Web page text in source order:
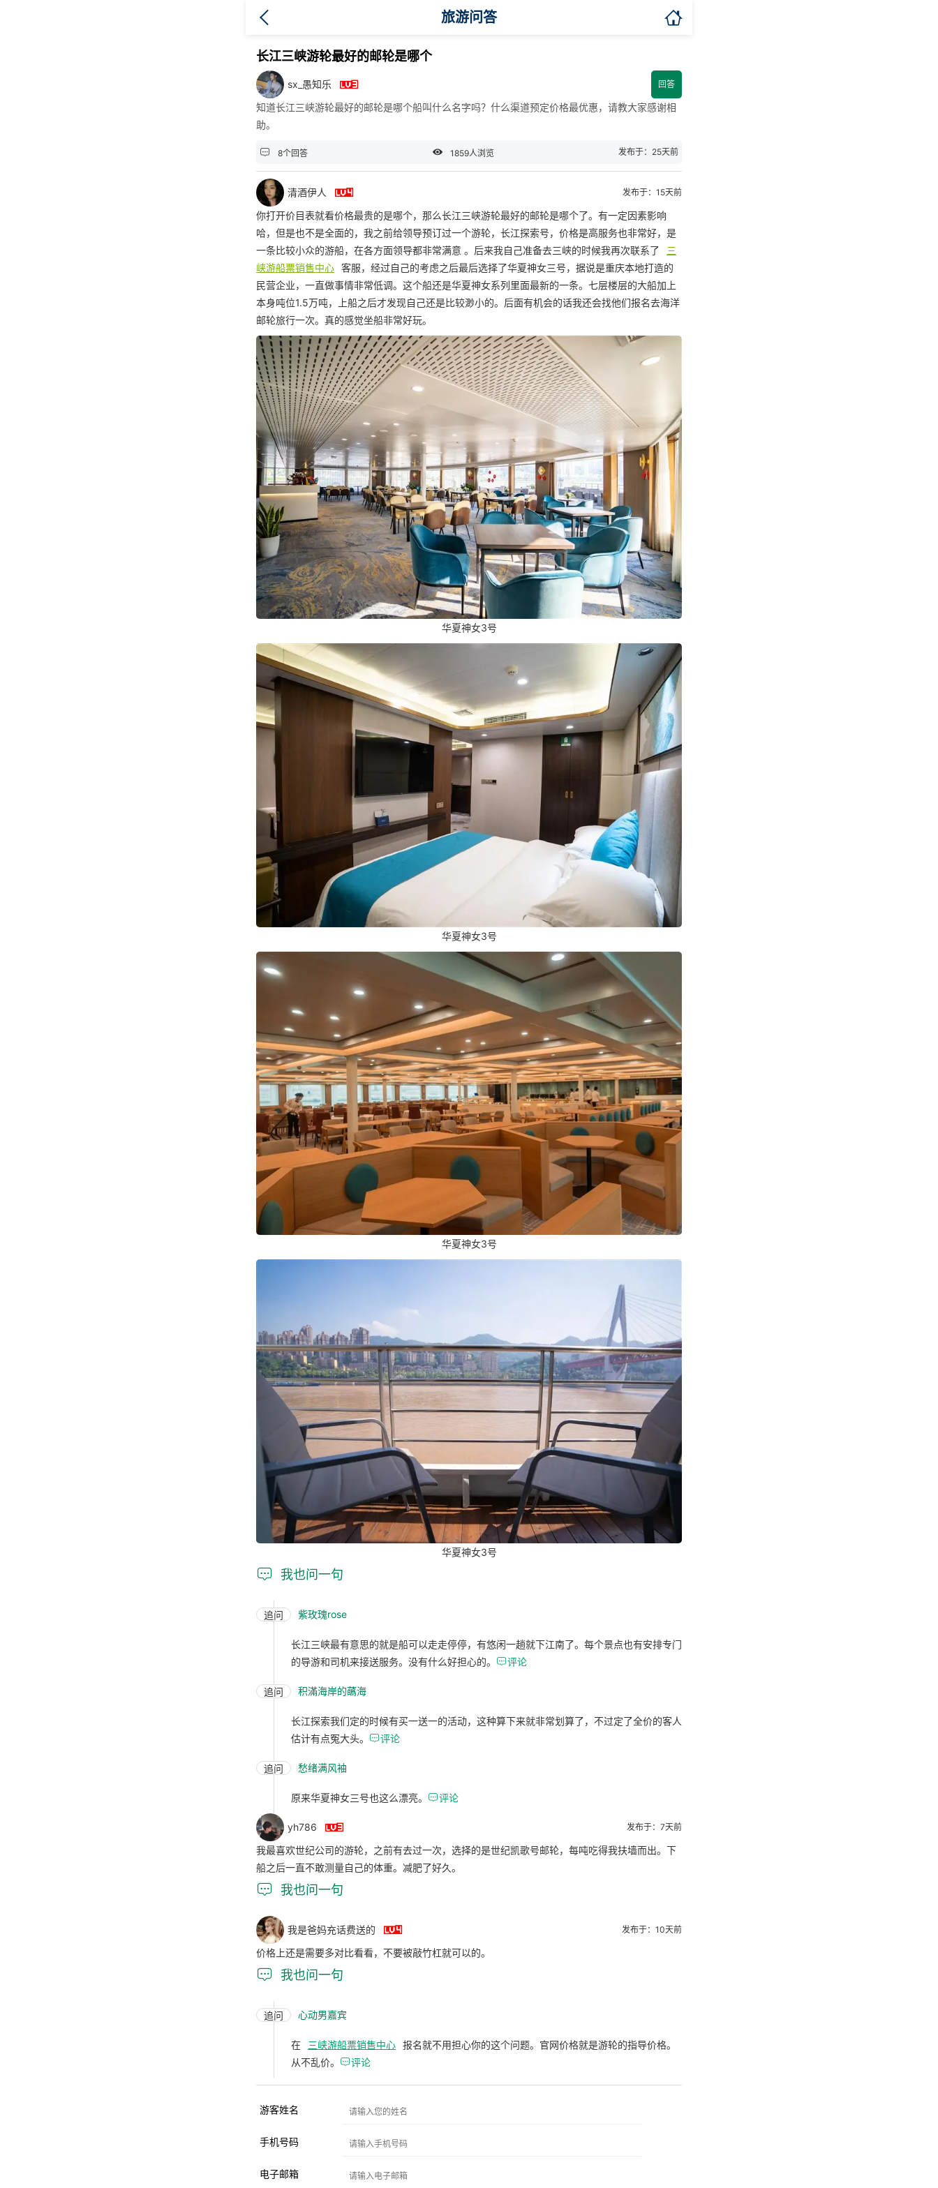
旅游问答 
长江三峡游轮最好的邮轮是哪个
sx_愚知乐  回答
知道长江三峡游轮最好的邮轮是哪个船叫什么名字吗？什么渠道预定价格最优惠，请教大家感谢相
助。
 8个回答  1859人浏览 发布于：25天前
清酒伊人  发布于：15天前
你打开价目表就看价格最贵的是哪个，那么长江三峡游轮最好的邮轮是哪个了。有一定因素影响
哈，但是也不是全面的，我之前给领导预订过一个游轮，长江探索号，价格是高服务也非常好，是
一条比较小众的游船，在各方面领导都非常满意 。后来我自己准备去三峡的时候我再次联系了
三
峡游船票销售中心 客服，经过自己的考虑之后最后选择了华夏神女三号，据说是重庆本地打造的
民营企业，一直做事情非常低调。这个船还是华夏神女系列里面最新的一条。七层楼层的大船加上
本身吨位1.5万吨，上船之后才发现自己还是比较渺小的。后面有机会的话我还会找他们报名去海洋
邮轮旅行一次。真的感觉坐船非常好玩。
华夏神女3号
华夏神女3号
华夏神女3号
华夏神女3号
 我也问一句
追问 紫玫瑰rose
长江三峡最有意思的就是船可以走走停停，有悠闲一趟就下江南了。每个景点也有安排专门
的导游和司机来接送服务。没有什么好担心的。 评论
追问 积滿海岸的蘤海
长江探索我们定的时候有买一送一的活动，这种算下来就非常划算了，不过定了全价的客人
估计有点冤大头。 评论
追问 愁绪满风袖
原来华夏神女三号也这么漂亮。 评论
yh786  发布于：7天前
我最喜欢世纪公司的游轮，之前有去过一次，选择的是世纪凯歌号邮轮，每吨吃得我扶墙而出。下
船之后一直不敢测量自己的体重。减肥了好久。
 我也问一句
我是爸妈充话费送的  发布于：10天前
价格上还是需要多对比看看，不要被敲竹杠就可以的。
 我也问一句
追问 心动男嘉宾
在 三峡游船票销售中心 报名就不用担心你的这个问题。官网价格就是游轮的指导价格。
从不乱价。 评论
游客姓名
手机号码
电子邮箱